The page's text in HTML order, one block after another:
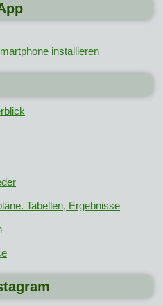
installieren
Tabellen, Ergebnisse